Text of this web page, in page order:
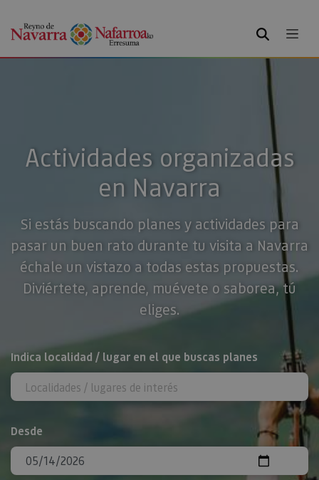
BUSCAR
Actividades organizadas
en Navarra
Si estás buscando planes y actividades para
pasar un buen rato durante tu visita a Navarra
échale un vistazo a todas estas propuestas.
Diviértete, aprende, muévete o saborea, tú
eliges.
BUSCAR
Indica localidad / lugar en el que buscas planes
Desde